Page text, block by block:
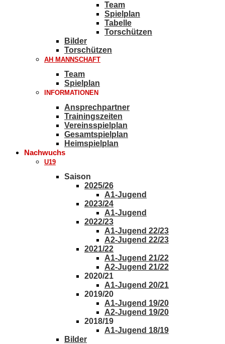
Team
Spielplan
Tabelle
Torschützen
Bilder
Torschützen
AH MANNSCHAFT
Team
Spielplan
INFORMATIONEN
Ansprechpartner
Trainingszeiten
Vereinsspielplan
Gesamtspielplan
Heimspielplan
Nachwuchs
U19
Saison
2025/26
A1-Jugend
2023/24
A1-Jugend
2022/23
A1-Jugend 22/23
A2-Jugend 22/23
2021/22
A1-Jugend 21/22
A2-Jugend 21/22
2020/21
A1-Jugend 20/21
2019/20
A1-Jugend 19/20
A2-Jugend 19/20
2018/19
A1-Jugend 18/19
Bilder